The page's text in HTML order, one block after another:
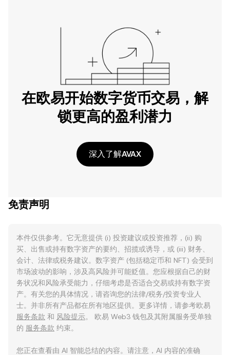
在欧易开始数字货币交易，解
锁更高的盈利潜力
深入了解AVAX
免责声明
本件仅供参考。它无意提供 (i) 投资建议或投资推荐，(ii) 购
买、出售或持有数字资产的要约、招揽或诱导，或 (iii) 财务、
会计、法律或税务建议。数字资产 (包括稳定币和 NFT) 会受到
市场波动的影响，涉及高风险并可能贬值。您应根据自己的财
务状况和风险承受能力，仔细考虑是否适合交易或持有数字资
产。有关您的具体情况，请咨询您的法律/税务/投资专业人
士。并非所有产品都在所有地区提供。更多详情，请参考欧易
服务条款 和 风险提示。 欧易 Web3 钱包及其附属服务受单独
的 服务条款 约束。
您正在查看由 AI 智能总结的内容。请注意，AI 内容的准确